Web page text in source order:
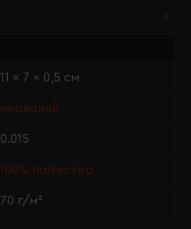
11 x 7 x 0,5 см
червоний
0.015
100% поліестер
70 г/м²